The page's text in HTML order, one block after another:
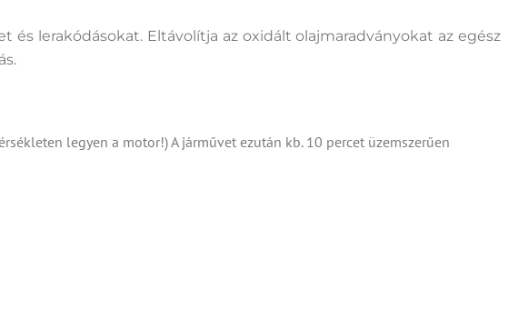
lerakódásokat. Eltávolítja az oxidált olajmaradványokat az egész
legyen a motor!) A járművet ezután kb. 10 percet üzemszerűen